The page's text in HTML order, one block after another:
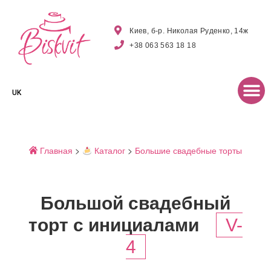
Киев, б-р. Николая Руденко, 14ж
+38 063 563 18 18
UK
Главная > Каталог> Большие свадебные торты
Большой свадебный
торт с инициалами
V-
4